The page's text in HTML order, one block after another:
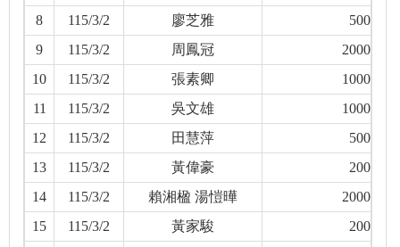
8
115/3/2 廖芝雅
500
9
115/3/2 周鳳冠
2000
10
115/3/2 張素卿
1000
11
115/3/2 吳文雄
1000
12
115/3/2 田慧萍
500
13
115/3/2 黃偉豪
200
14
115/3/2 賴湘楹 湯愷曄
2000
15
115/3/2 黃家駿
200